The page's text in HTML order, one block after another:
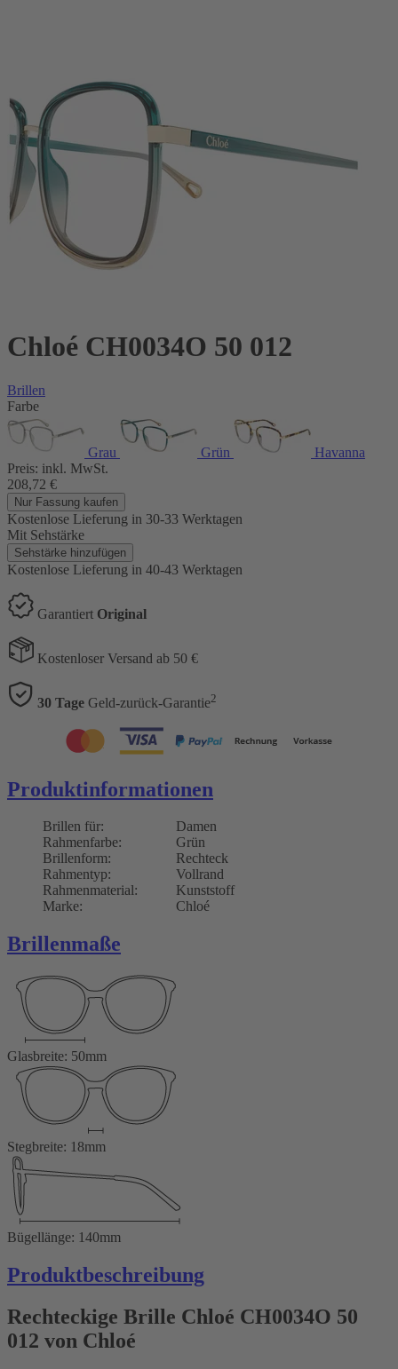
Chloé CH0034O 50 012
Brillen
Farbe
Grau Grün
Havanna
Preis: inkl. MwSt.
208,72 €
Nur Fassung kaufen
Kostenlose Lieferung in 30-33 Werktagen
Mit Sehstärke
Sehstärke hinzufügen
Kostenlose Lieferung in 40-43 Werktagen
Garantiert Original
Kostenloser Versand ab 50 €
30 Tage Geld-zurück-Garantie2
Produktinformationen
Brillen für:
Damen
Rahmenfarbe:
Grün
Brillenform:
Rechteck
Rahmentyp:
Vollrand
Rahmenmaterial:
Kunststoff
Marke:
Chloé
Brillenmaße
Glasbreite: 50mm
Stegbreite: 18mm
Bügellänge: 140mm
Produktbeschreibung
Rechteckige Brille Chloé CH0034O 50
012 von Chloé